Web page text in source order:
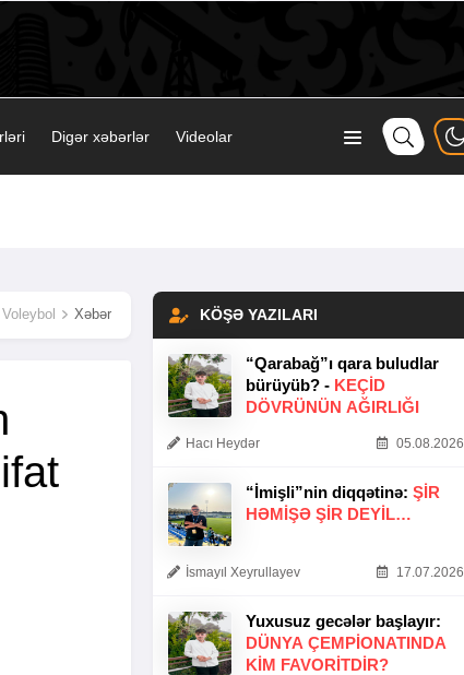
Digər xəbərlər Videolar
Voleybol Xəbər KÖŞƏ YAZILARI
“Qarabağ”ı qara buludlar
bürüyüb? - KEÇID
DÖVRÜNÜN AĞIRLIĞI
Hacı Heydər 05.08.2026
“İmişli”nin diqqətinə: ŞIR
HƏMIŞƏ ŞIR DEYIL…
İsmayıl Xeyrullayev 17.07.2026
Yuxusuz gecələr başlayır:
DÜNYA ÇEMPIONATINDA
KIM FAVORITDIR?